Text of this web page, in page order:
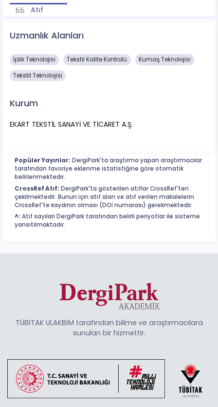
Atıf
Uzmanlık Alanları
İplik Teknolojisi Tekstil Kalite Kontrolü Kumaş Teknolojisi
Tekstil Teknolojisi
Kurum
EKART TEKSTİL SANAYİ VE TİCARET A.Ş.
Popüler Yayınlar: DergiPark'ta araştırma yapan araştırmacılar
tarafından favoriye eklenme istatistiğine göre otomatik
belirlenmektedir.
CrossRef Atıf: DergiPark'ta gösterilen atıflar CrossRef'ten
çekilmektedir. Bunun için atıf alan ve atıf verilen makalelerin
CrossRef'te kaydının olması (DOI numarası) gerekmektedir.
^: Atıf sayıları DergiPark tarafından belirli periyotlar ile sisteme
yansıtılmaktadır.
TÜBİTAK ULAKBİM tarafından bilime ve araştırmacılara
sunulan bir hizmettir.